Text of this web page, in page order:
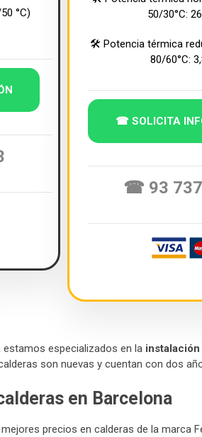
°C)
50/30°C:
🛠 Potencia térmica
80/60°C:
☎ SOLICITA
☎ 93
especializados en la
son nuevas y cuentan con dos
en Barcelona
precios en calderas de la marca